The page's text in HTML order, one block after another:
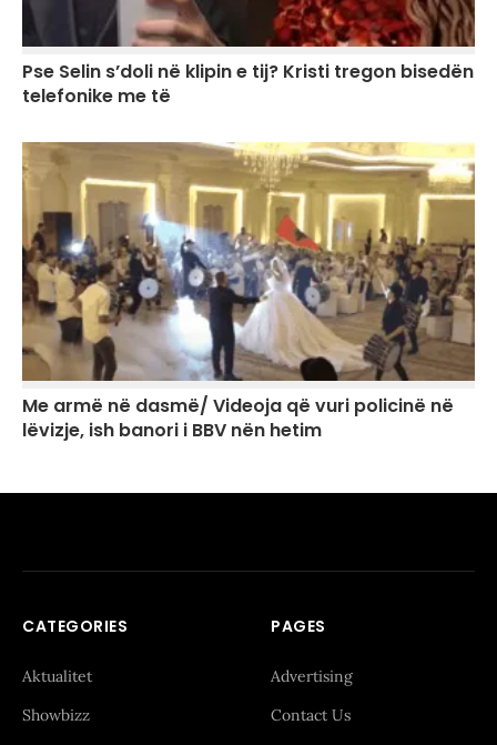
Pse Selin s’doli në klipin e tij? Kristi tregon bisedën
telefonike me të
Me armë në dasmë/ Videoja që vuri policinë në
lëvizje, ish banori i BBV nën hetim
CATEGORIES
Aktualitet
Showbizz
PAGES
Advertising
Contact Us